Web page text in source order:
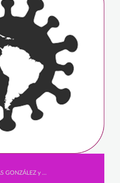
Secundaria, MELCHOR BAIXAS GONZÁLEZ y ALEJANDRO SANZ CABRERIZO